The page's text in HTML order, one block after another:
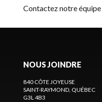
Contactez notre équipe
NOUS JOINDRE
840 CÔTE JOYEUSE
SAINT-RAYMOND, QUÉBEC
G3L 4B3